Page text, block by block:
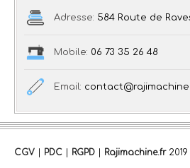
Adresse: 584 Route de
Mobile: 06 73 35 26 48
Email:
CGV | PDC | RGPD | Rajimachine.fr2019